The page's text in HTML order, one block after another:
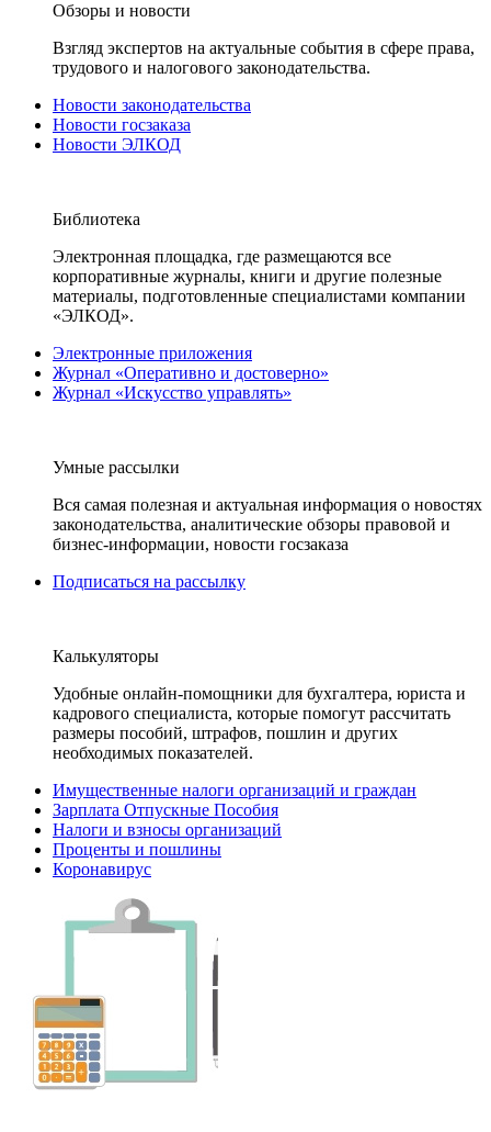
Обзоры и новости
Взгляд экспертов на актуальные события в сфере права,
трудового и налогового законодательства.
Новости законодательства
Новости госзаказа
Новости ЭЛКОД
Библиотека
Электронная площадка, где размещаются все
корпоративные журналы, книги и другие полезные
материалы, подготовленные специалистами компании
«ЭЛКОД».
Электронные приложения
Журнал «Оперативно и достоверно»
Журнал «Искусство управлять»
Умные рассылки
Вся самая полезная и актуальная информация о новостях
законодательства, аналитические обзоры правовой и
бизнес-информации, новости госзаказа
Подписаться на рассылку
Калькуляторы
Удобные онлайн-помощники для бухгалтера, юриста и
кадрового специалиста, которые помогут рассчитать
размеры пособий, штрафов, пошлин и других
необходимых показателей.
Имущественные налоги организаций и граждан
Зарплата Отпускные Пособия
Налоги и взносы организаций
Проценты и пошлины
Коронавирус